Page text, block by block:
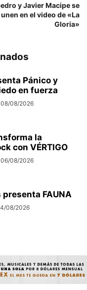
y Javier Macipe se
unen en el video de «La
Gloria»
Pánico y
en fuerza
08/08/2026
la
con VÉRTIGO
06/08/2026
FAUNA
08/2026